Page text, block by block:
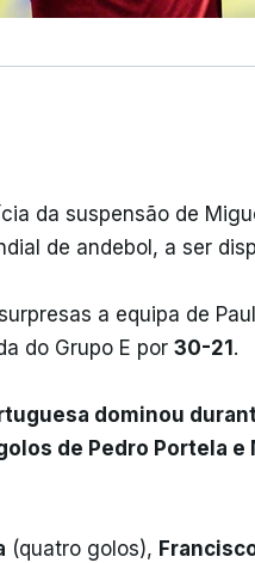
da suspensão de
de andebol, a ser
a equipa de
do Grupo E por 30-21 .
dominou
de Pedro Portela e
(quatro golos),